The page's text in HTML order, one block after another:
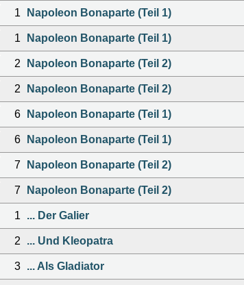
1 Napoleon Bonaparte (Teil 1)
1 Napoleon Bonaparte (Teil 1)
2 Napoleon Bonaparte (Teil 2)
2 Napoleon Bonaparte (Teil 2)
6 Napoleon Bonaparte (Teil 1)
6 Napoleon Bonaparte (Teil 1)
7 Napoleon Bonaparte (Teil 2)
7 Napoleon Bonaparte (Teil 2)
1 ... Der Galier
2 ... Und Kleopatra
3 ... Als Gladiator